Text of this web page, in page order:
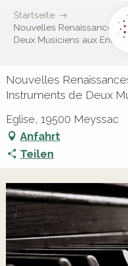
Startseite
Nouvelles Renaissances
Deux Musiciens aux
Nouvelles
Instruments de Deux
Eglise, 19500 Meyssac
Anfahrt
Teilen